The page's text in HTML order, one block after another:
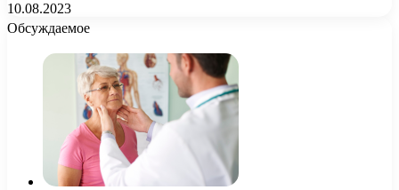
10.08.2023
Обсуждаемое